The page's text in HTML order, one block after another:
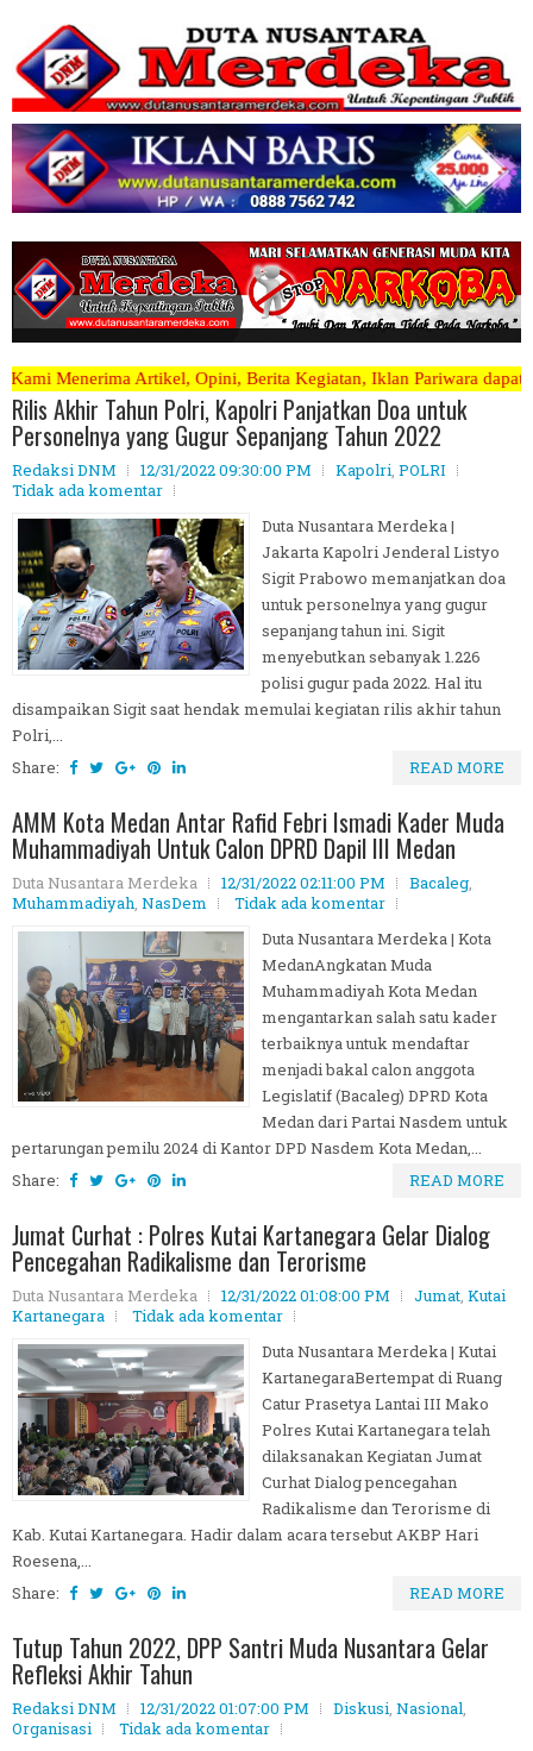
Berita Kegiatan, Iklan Pariwara dapat mengirimkannya melalui
Rilis Akhir Tahun Polri, Kapolri Panjatkan Doa untuk
Personelnya yang Gugur Sepanjang Tahun 2022
Redaksi DNM 12/31/2022 09:30:00 PM Kapolri, POLRI
Tidak ada komentar
Duta Nusantara Merdeka |
Jakarta Kapolri Jenderal Listyo
Sigit Prabowo memanjatkan doa
untuk personelnya yang gugur
sepanjang tahun ini. Sigit
menyebutkan sebanyak 1.226
polisi gugur pada 2022. Hal itu
disampaikan Sigit saat hendak memulai kegiatan rilis akhir tahun
Polri,...
Share:
READ MORE
AMM Kota Medan Antar Rafid Febri Ismadi Kader Muda
Muhammadiyah Untuk Calon DPRD Dapil III Medan
Duta Nusantara Merdeka 12/31/2022 02:11:00 PM Bacaleg,
Muhammadiyah, NasDem
Tidak ada komentar
Duta Nusantara Merdeka | Kota
MedanAngkatan Muda
Muhammadiyah Kota Medan
mengantarkan salah satu kader
terbaiknya untuk mendaftar
menjadi bakal calon anggota
Legislatif (Bacaleg) DPRD Kota
Medan dari Partai Nasdem untuk
pertarungan pemilu 2024 di Kantor DPD Nasdem Kota Medan,...
Share:
READ MORE
Jumat Curhat : Polres Kutai Kartanegara Gelar Dialog
Pencegahan Radikalisme dan Terorisme
Duta Nusantara Merdeka 12/31/2022 01:08:00 PM Jumat, Kutai
Kartanegara
Tidak ada komentar
Duta Nusantara Merdeka | Kutai
KartanegaraBertempat di Ruang
Catur Prasetya Lantai III Mako
Polres Kutai Kartanegara telah
dilaksanakan Kegiatan Jumat
Curhat Dialog pencegahan
Radikalisme dan Terorisme di
Kab. Kutai Kartanegara. Hadir dalam acara tersebut AKBP Hari
Roesena,...
Share:
READ MORE
Tutup Tahun 2022, DPP Santri Muda Nusantara Gelar
Refleksi Akhir Tahun
Redaksi DNM 12/31/2022 01:07:00 PM Diskusi, Nasional,
Organisasi
Tidak ada komentar